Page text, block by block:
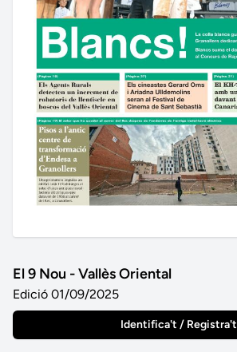
El 9 Nou - Vallès Oriental
Edició 01/09/2025
Identifica't / Registra't